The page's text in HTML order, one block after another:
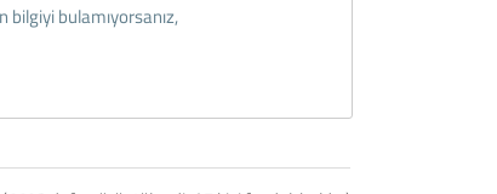
bilgiyi bulamıyorsanız,